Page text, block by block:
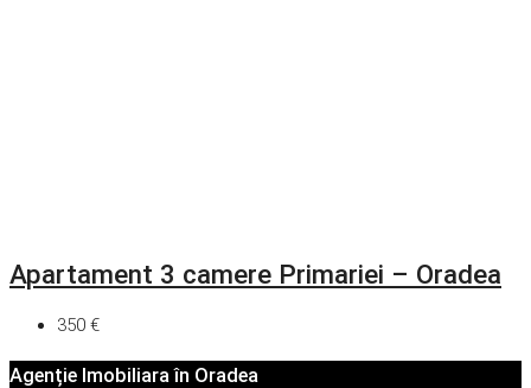
Apartament 3 camere Primariei – Oradea
350 €
Agenție Imobiliara în Oradea